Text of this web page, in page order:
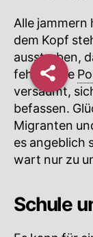
Alle jammern
dem Kopf
aussterben,
fehlen. Die
versäumt,
befassen.
Migranten
es angeblich
wart nur zu
Schule